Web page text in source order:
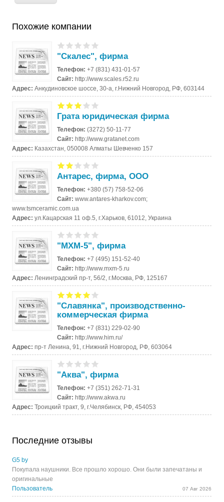
Похожие компании
"Скалес", фирма
Телефон:+7 (831) 431-01-57
Сайт:http://www.scales.r52.ru
Адрес:Анкудиновское шоссе, 30-а, г.Нижний Новгород, РФ, 603144
Грата юридическая фирма
Телефон:(3272) 50-11-77
Сайт:http://www.gratanet.com
Адрес: Казахстан, 050008 Алматы Шевченко 157
Антарес, фирма, ООО
Телефон:+380 (57) 758-52-06
Сайт:www.antares-kharkov.com;
www.tsmceramic.com.ua
Адрес:ул.Кацарская 11 оф.5, г.Харьков, 61012, Украина
"MXM-5", фирма
Телефон:+7 (495) 151-52-40
Сайт:http://www.mxm-5.ru
Адрес: Ленинградский пр-т, 56/2, г.Москва, РФ, 125167
"Славянка", производственно-
коммерческая фирма
Телефон:+7 (831) 229-02-90
Сайт:http://www.him.ru/
Адрес:пр-т Ленина, 91, г.Нижний Новгород, РФ, 603064
"Аква", фирма
Телефон:+7 (351) 262-71-31
Сайт:http://www.akwa.ru
Адрес:Троицкий тракт, 9, г.Челябинск, РФ, 454053
Последние отзывы
G5 by
Покупала наушники. Все прошло хорошо. Они были запечатаны и
оригинальные
Пользователь
07 Авг 2026